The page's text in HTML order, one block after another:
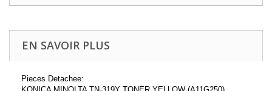
EN SAVOIR PLUS
Pieces Detachee: